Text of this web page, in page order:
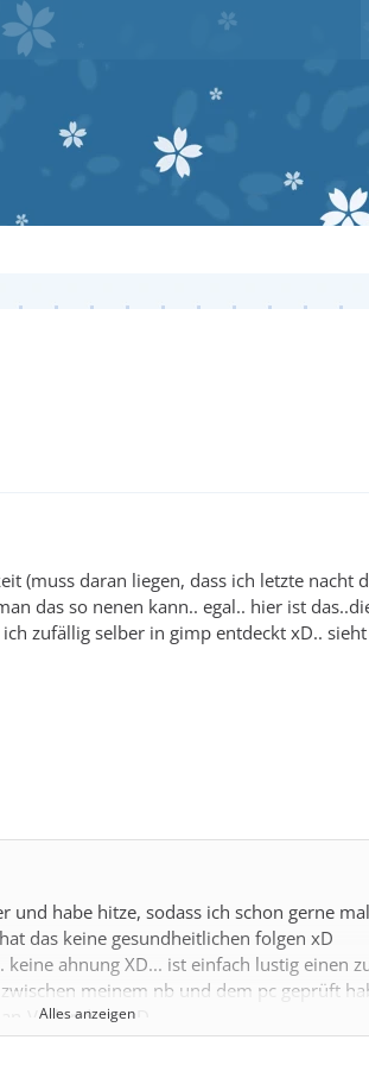
(muss daran liegen, dass ich letzte nacht
das so nenen kann.. egal.. hier ist
zufällig selber in gimp entdeckt xD..
habe hitze, sodass ich schon gerne
das keine gesundheitlichen folgen xD
ahnung XD... ist einfach lustig einen
meinem nb und dem pc geprüft
Verbindung xD...
PCs, an dem der alte Bildschirm
Alles anzeigen